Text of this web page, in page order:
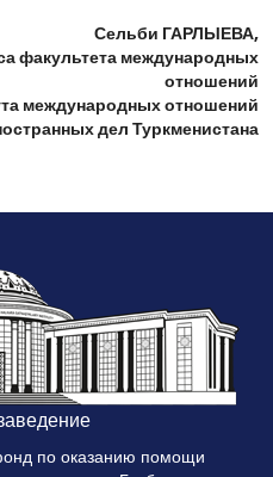
Сельби ГАРЛЫЕВА,
факультета международных
отношений
международных отношений
дел Туркменистана
по оказанию помощи